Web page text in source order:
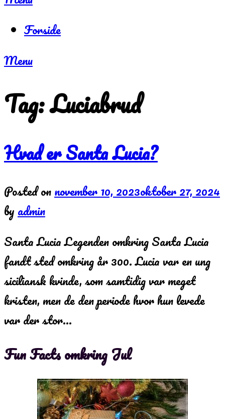
Forside
Menu
Tag:Luciabrud
Hvad er Santa Lucia?
Posted onnovember 10, 2023oktober 27, 2024
by admin
Santa Lucia Legenden omkring Santa Lucia
fandt sted omkring år 300. Lucia var en ung
siciliansk kvinde, som samtidig var meget
kristen, men de den periode hvor hun levede
var der stor…
Fun Facts omkring Jul